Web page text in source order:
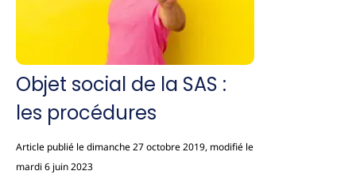
Objet social de la SAS :
les procédures
Article publié le dimanche 27 octobre 2019, modifié le
mardi 6 juin 2023